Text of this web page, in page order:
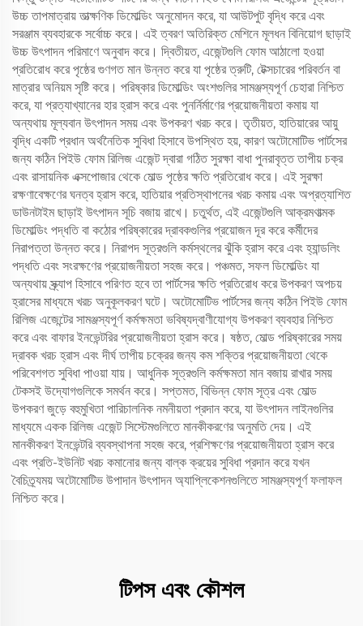
উচ্চ তাপমাত্রায় তাত্ক্ষণিক ডিমোল্ডিং অনুমোদন করে, যা আউটপুট বৃদ্ধি করে এবং
সরঞ্জাম ব্যবহারকে সর্বোচ্চ করে। এই ত্বরণ অতিরিক্ত মেশিনে মূলধন বিনিয়োগ ছাড়াই
উচ্চ উৎপাদন পরিমাণে অনুবাদ করে। দ্বিতীয়ত, এজেন্টগুলি ফোম আঠালো হওয়া
প্রতিরোধ করে পৃষ্ঠের গুণগত মান উন্নত করে যা পৃষ্ঠের ত্রুটি, টেক্সচারের পরিবর্তন বা
মাত্রার অনিয়ম সৃষ্টি করে। পরিষ্কার ডিমোল্ডিং অংশগুলির সামঞ্জস্যপূর্ণ চেহারা নিশ্চিত
করে, যা প্রত্যাখ্যানের হার হ্রাস করে এবং পুনর্নির্মাণের প্রয়োজনীয়তা কমায় যা
অন্যথায় মূল্যবান উৎপাদন সময় এবং উপকরণ খরচ করে। তৃতীয়ত, হাতিয়ারের আয়ু
বৃদ্ধি একটি প্রধান অর্থনৈতিক সুবিধা হিসাবে উপস্থিত হয়, কারণ অটোমোটিভ পার্টসের
জন্য কঠিন পিইউ ফোম রিলিজ এজেন্ট দ্বারা গঠিত সুরক্ষা বাধা পুনরাবৃত্ত তাপীয় চক্র
এবং রাসায়নিক এক্সপোজার থেকে মোল্ড পৃষ্ঠের ক্ষতি প্রতিরোধ করে। এই সুরক্ষা
রক্ষণাবেক্ষণের ঘনত্ব হ্রাস করে, হাতিয়ার প্রতিস্থাপনের খরচ কমায় এবং অপ্রত্যাশিত
ডাউনটাইম ছাড়াই উৎপাদন সূচি বজায় রাখে। চতুর্থত, এই এজেন্টগুলি আক্রমণাত্মক
ডিমোল্ডিং পদ্ধতি বা কঠোর পরিষ্কারের দ্রাবকগুলির প্রয়োজন দূর করে কর্মীদের
নিরাপত্তা উন্নত করে। নিরাপদ সূত্রগুলি কর্মস্থলের ঝুঁকি হ্রাস করে এবং হ্যান্ডলিং
পদ্ধতি এবং সংরক্ষণের প্রয়োজনীয়তা সহজ করে। পঞ্চমত, সফল ডিমোল্ডিং যা
অন্যথায় স্ক্র্যাপ হিসাবে পরিণত হবে তা পার্টসের ক্ষতি প্রতিরোধ করে উপকরণ অপচয়
হ্রাসের মাধ্যমে খরচ অনুকূলকরণ ঘটে। অটোমোটিভ পার্টসের জন্য কঠিন পিইউ ফোম
রিলিজ এজেন্টের সামঞ্জস্যপূর্ণ কর্মক্ষমতা ভবিষ্যদ্বাণীযোগ্য উপকরণ ব্যবহার নিশ্চিত
করে এবং বাফার ইনভেন্টরির প্রয়োজনীয়তা হ্রাস করে। ষষ্ঠত, মোল্ড পরিষ্কারের সময়
দ্রাবক খরচ হ্রাস এবং দীর্ঘ তাপীয় চক্রের জন্য কম শক্তির প্রয়োজনীয়তা থেকে
পরিবেশগত সুবিধা পাওয়া যায়। আধুনিক সূত্রগুলি কর্মক্ষমতা মান বজায় রাখার সময়
টেকসই উদ্যোগগুলিকে সমর্থন করে। সপ্তমত, বিভিন্ন ফোম সূত্র এবং মোল্ড
উপকরণ জুড়ে বহুমুখিতা পারিচালনিক নমনীয়তা প্রদান করে, যা উৎপাদন লাইনগুলির
মাধ্যমে একক রিলিজ এজেন্ট সিস্টেমগুলিতে মানকীকরণের অনুমতি দেয়। এই
মানকীকরণ ইনভেন্টরি ব্যবস্থাপনা সহজ করে, প্রশিক্ষণের প্রয়োজনীয়তা হ্রাস করে
এবং প্রতি-ইউনিট খরচ কমানোর জন্য বাল্ক ক্রয়ের সুবিধা প্রদান করে যখন
বৈচিত্র্যময় অটোমোটিভ উপাদান উৎপাদন অ্যাপ্লিকেশনগুলিতে সামঞ্জস্যপূর্ণ ফলাফল
নিশ্চিত করে।
টিপস এবং কৌশল